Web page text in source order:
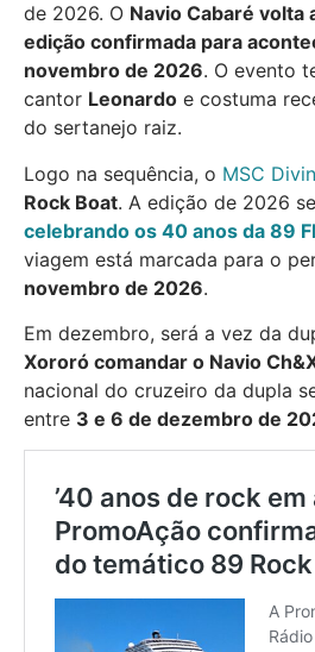
de 2026. O Navio Cabaré volta
edição confirmada para
novembro de 2026. O evento
cantor Leonardo e costuma
do sertanejo raiz.
Logo na sequência, o MSC
Rock Boat. A edição de 2026
celebrando os 40 anos da 89
viagem está marcada para o
novembro de 2026.
Em dezembro, será a vez da
Xororó comandar o Navio
nacional do cruzeiro da dupla
entre 3 e 6 de dezembro de